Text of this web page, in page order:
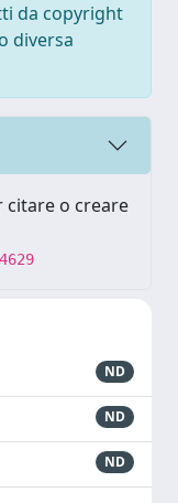
da copyright
diversa
citare o creare
ND
ND
ND